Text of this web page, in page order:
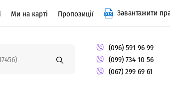
Ми на карті Пропозиції Завантажити
(096) 591 96 99
(099) 734 10 56
(067) 299 69 61